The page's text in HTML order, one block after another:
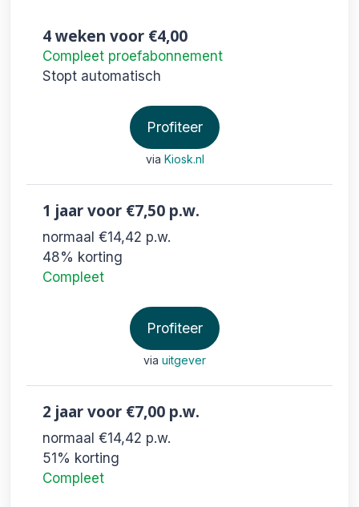
4 weken voor €4,00
Compleet proefabonnement
Stopt automatisch
Profiteer
via Kiosk.nl
1 jaarvoor €7,50 p.w.
normaal €14,42 p.w.
48% korting
Compleet
Profiteer
via uitgever
2 jaarvoor €7,00 p.w.
normaal €14,42 p.w.
51% korting
Compleet